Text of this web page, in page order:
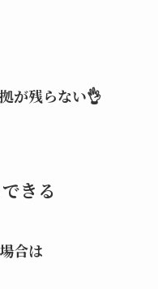
が残らない👌
きる
合は